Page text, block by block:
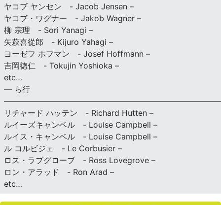
ヤコブ ヤンセン - Jacob Jensen –
ヤコブ・ワグナー - Jakob Wagner –
柳 宗理 - Sori Yanagi –
矢萩喜從郎 - Kijuro Yahagi –
ヨーゼフ ホフマン - Josef Hoffmann –
吉岡徳仁 - Tokujin Yoshioka –
etc…
— ら行
リチャード ハッテン - Richard Hutten –
ルイーズキャンベル - Louise Campbell –
ルイス・キャンベル - Louise Campbell –
ル コルビジェ - Le Corbusier –
ロス・ラブグローブ - Ross Lovegrove –
ロン・アラッド - Ron Arad –
etc…